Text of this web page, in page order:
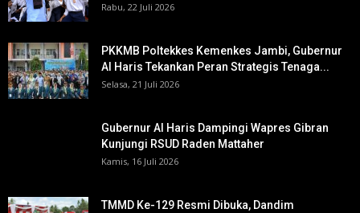
Rabu, 22 Juli 2026
PKKMB Poltekkes Kemenkes Jambi, Gubernur
Al Haris Tekankan Peran Strategis Tenaga...
Selasa, 21 Juli 2026
Gubernur Al Haris Dampingi Wapres Gibran
Kunjungi RSUD Raden Mattaher
Kamis, 16 Juli 2026
TMMD Ke-129 Resmi Dibuka, Dandim